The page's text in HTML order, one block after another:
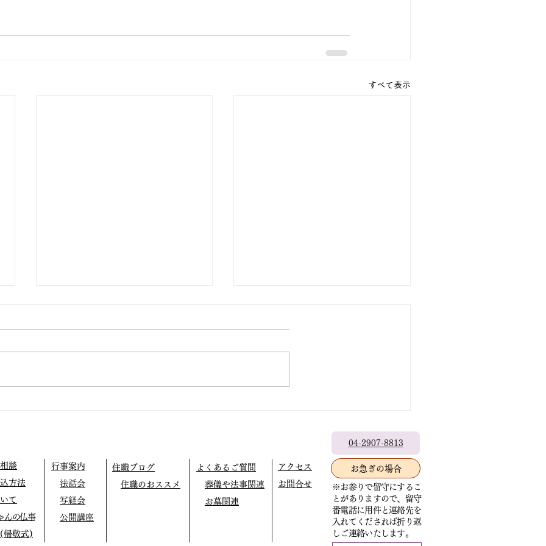
すべて表示
04-2907-8813
談
方法
て
んの仏事
帰敬式)
行事案内
法話会
写経会
公開講座
住職ブログ
住職のおススメ
よくあるご質問
葬儀や法事関連
お墓関連
お急ぎの場合
アクセス
お問合せ
※お参りで留守にするこ
とがありますので、留守
番電話に用件と連絡先を
入れてくだされば折り返
しご連絡いたします。